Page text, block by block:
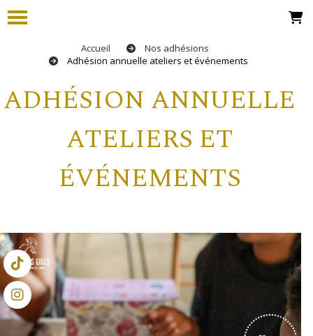
Accueil
Nos adhésions
Adhésion annuelle ateliers et événements
ADHÉSION ANNUELLE
ATELIERS ET
ÉVÉNEMENTS